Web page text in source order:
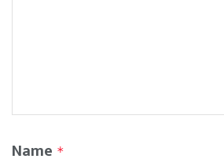
Name *